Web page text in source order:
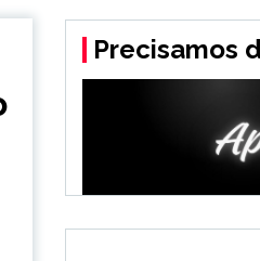
Precisamos